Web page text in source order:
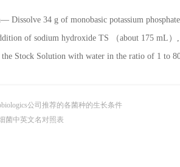
Dissolve 34 g of monobasic potassium
of sodium hydroxide TS （about 175 mL
Stock Solution with water in the ratio of 1 to
公司推荐的各菌种的生长条件
菌中英文名对照表